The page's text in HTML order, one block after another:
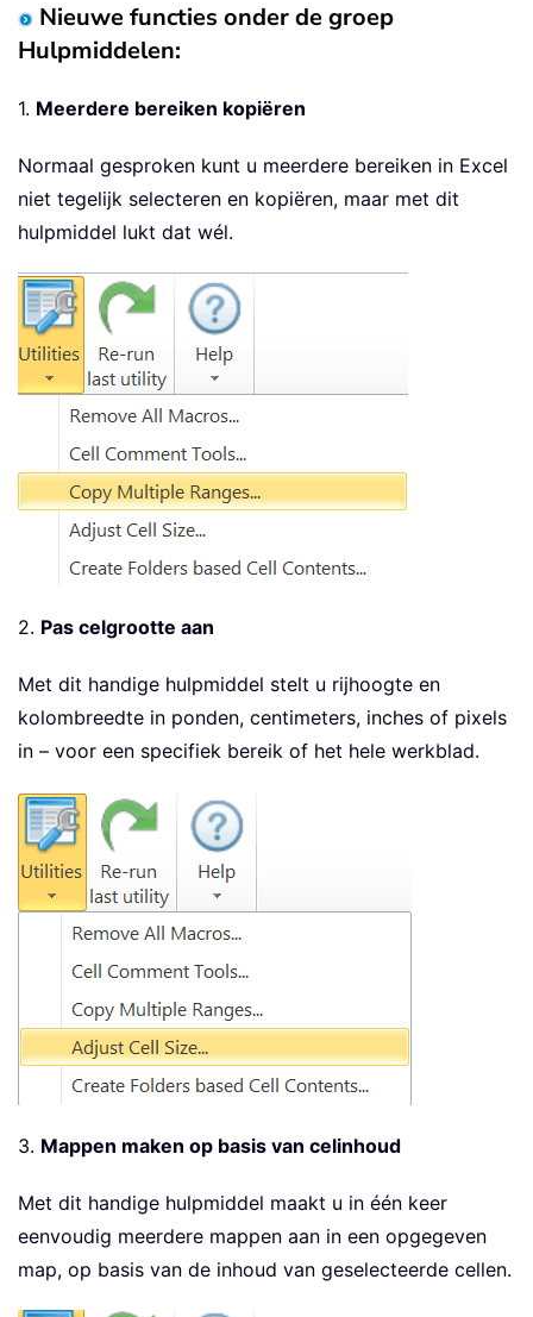
Nieuwe functies onder de groep
Hulpmiddelen:
1. Meerdere bereiken kopiëren
Normaal gesproken kunt u meerdere bereiken in Excel
niet tegelijk selecteren en kopiëren, maar met dit
hulpmiddel lukt dat wél.
2. Pas celgrootte aan
Met dit handige hulpmiddel stelt u rijhoogte en
kolombreedte in ponden, centimeters, inches of pixels
in – voor een specifiek bereik of het hele werkblad.
3. Mappen maken op basis van celinhoud
Met dit handige hulpmiddel maakt u in één keer
eenvoudig meerdere mappen aan in een opgegeven
map, op basis van de inhoud van geselecteerde cellen.